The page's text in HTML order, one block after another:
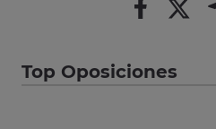
Top Oposiciones